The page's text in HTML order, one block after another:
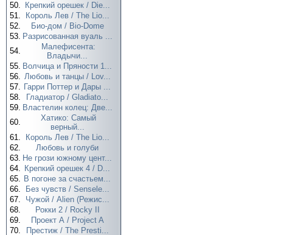
50.
Крепкий орешек / Die...
51.
Король Лев / The Lio...
52.
Био-дом / Bio-Dome
53. Разрисованная вуаль ...
54.
Малефисента:
Владычи...
55. Волчица и Пряности 1...
56. Любовь и танцы / Lov...
57. Гарри Поттер и Дары ...
58.
Гладиатор / Gladiato...
59. Властелин колец: Две...
60.
Хатико: Самый
верный...
61.
Король Лев / The Lio...
62.
Любовь и голуби
63. Не грози южному цент...
64. Крепкий орешек 4 / D...
65. В погоне за счастьем...
66.
Без чувств / Sensele...
67.
Чужой / Alien (Режис...
68.
Рокки 2 / Rocky II
69.
Проект А / Project A
70.
Престиж / The Presti...